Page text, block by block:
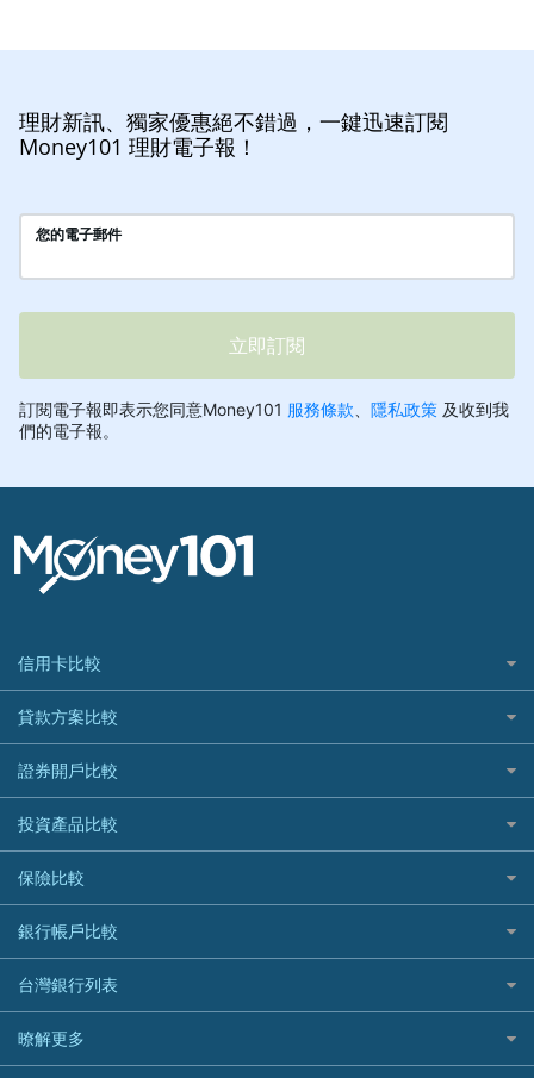
理財新訊、獨家優惠絕不錯過，一鍵迅速訂閱
Money101 理財電子報！
信用卡比較
信用卡情境類別推薦
所有信用卡
精選推薦
國內外現金回饋
繳稅優惠
航空哩程回饋
加油優惠
分期零利率優惠
首刷禮優惠
貸款方案比較
快速線上貸款推薦
最完整貸款資訊一次看
繳稅貸款
貸款計算機
車貸計算機
精選貸款推薦
信貸利率比較
一般個人貸款
優質客戶貸款
證券開戶比較
台股證券戶
美股證券戶
投資產品比較
機器人投資
加密貨幣
外幣定存
保險比較
住宅險
汽車保險
機車保險
寵物險
銀行帳戶比較
財富管理帳戶
數位存款帳戶
美元定存
台灣銀行列表
銀行與合作機構列表
銀行客服電話
暸解更多